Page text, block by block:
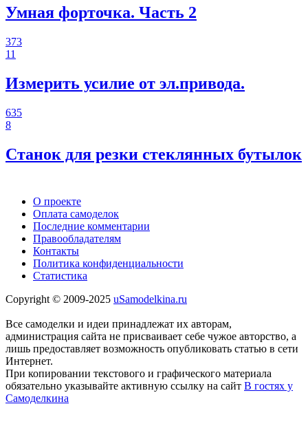
Умная форточка. Часть 2
373
11
Измерить усилие от эл.привода.
635
8
Станок для резки стеклянных бутылок
О проекте
Оплата самоделок
Последние комментарии
Правообладателям
Контакты
Политика конфиденциальности
Статистика
Copyright © 2009-2025 uSamodelkina.ru
Все самоделки и идеи принадлежат их авторам,
администрация сайта не присваивает себе чужое авторство, а
лишь предоставляет возможность опубликовать статью в сети
Интернет.
При копировании текстового и графического материала
обязательно указывайте активную ссылку на сайт В гостях у
Самоделкина